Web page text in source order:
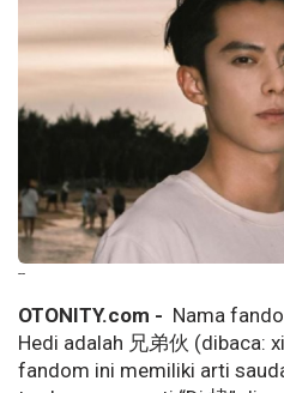
--
OTONITY.com - Nama
Hedi adalah 兄弟伙 (dibaca:
fandom ini memiliki arti